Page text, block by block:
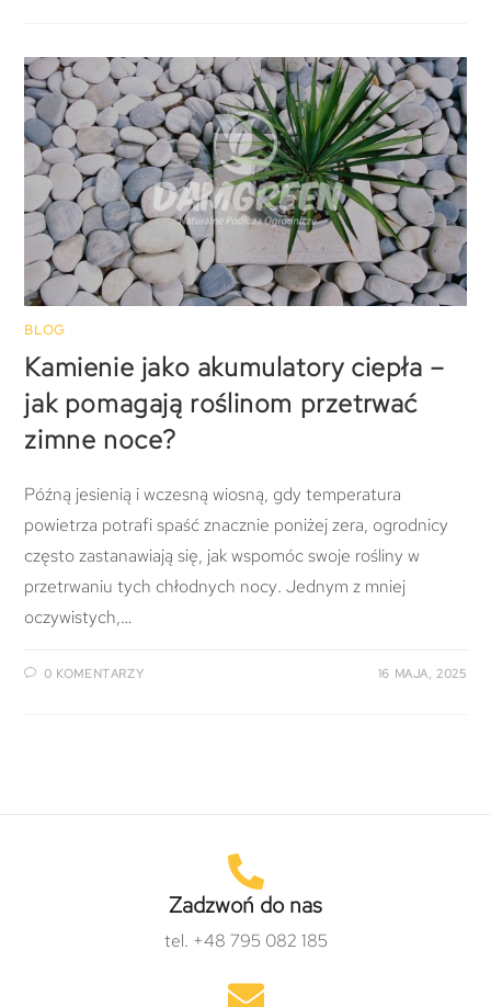
BLOG
Kamienie jako akumulatory ciepła –
jak pomagają roślinom przetrwać
zimne noce?
Późną jesienią i wczesną wiosną, gdy temperatura
powietrza potrafi spaść znacznie poniżej zera, ogrodnicy
często zastanawiają się, jak wspomóc swoje rośliny w
przetrwaniu tych chłodnych nocy. Jednym z mniej
oczywistych,…
0 KOMENTARZY 16 MAJA, 2025
Zadzwoń do nas
tel. +48 795 082 185